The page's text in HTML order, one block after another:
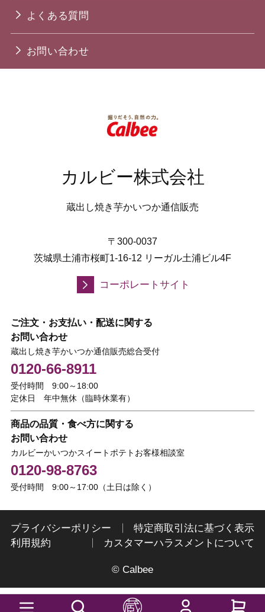
よくある質問
お問い合わせ
カルビー株式会社
蔵出し焼き芋かいつか通信販売
〒300-0037
茨城県土浦市桜町1-16-12 リーガル土浦ビル4F
コーポレートサイト
ご注文・お支払い・配送に関する
お問い合わせ
蔵出し焼き芋かいつか通信販売総合受付
0120-66-8911
受付時間 9:00～18:00
定休日 年中無休（臨時休業有）
商品の品質・食べ方に関する
お問い合わせ
カルビーかいつかスイートポテトお客様相談室
0120-98-8763
受付時間 9:00～17:00（土日は除く）
プライバシーポリシー
特定商取引法に基づく表示
利用規約
カスタマーハラスメントについて
© Calbee